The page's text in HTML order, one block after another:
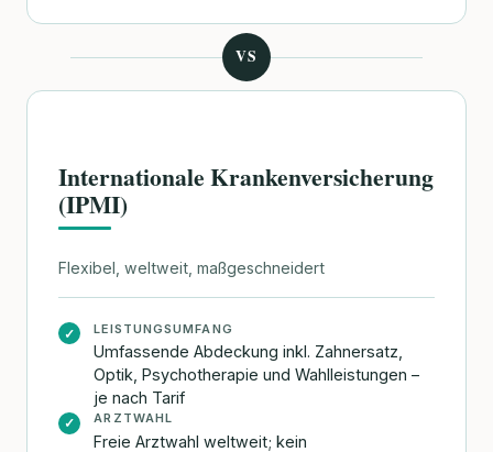
VS
Internationale Krankenversicherung
(IPMI)
Flexibel, weltweit, maßgeschneidert
✓ LEISTUNGSUMFANG
Umfassende Abdeckung inkl. Zahnersatz,
Optik, Psychotherapie und Wahlleistungen –
je nach Tarif
✓ ARZTWAHL
Freie Arztwahl weltweit; kein